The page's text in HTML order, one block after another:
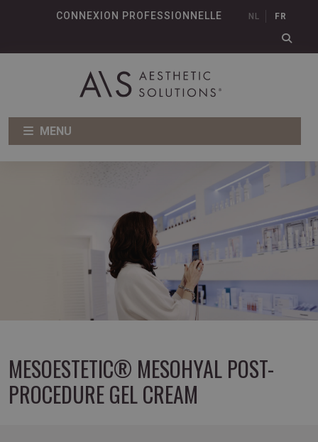
CONNEXION PROFESSIONNELLE NL FR
MENU
MESOESTETIC® MESOHYAL POST-
PROCEDURE GEL CREAM